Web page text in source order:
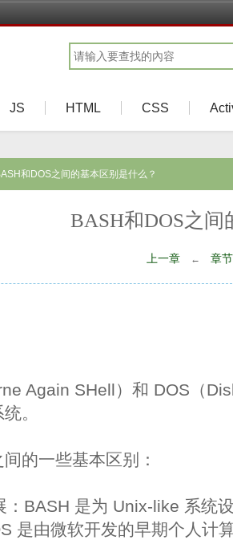
JS HTML CSS
和DOS之间的基本区别是什么？
BASH和DOS之间
上一章 ← 章
Again SHell）和 DOS（
。
的一些基本区别：
：BASH 是为 Unix-like 系统
是由微软开发的早期个人计